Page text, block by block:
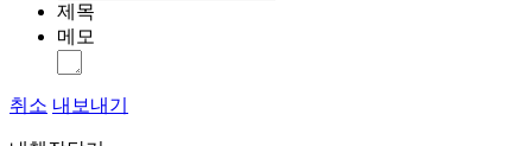
제목
메모
취소 내보내기